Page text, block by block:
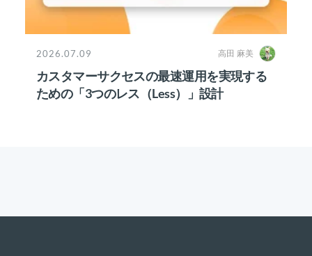
2026.07.09 高田 麻美
カスタマーサクセスの最速運用を実現する
ための「3つのレス（Less）」設計